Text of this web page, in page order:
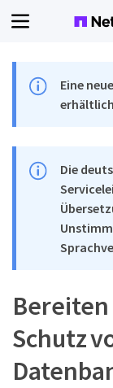
Eine
Die
Bereiten
Schutz